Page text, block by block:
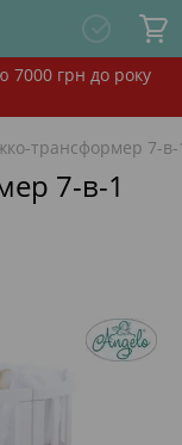
грн до року
трансформер 7-в-
7-в-1